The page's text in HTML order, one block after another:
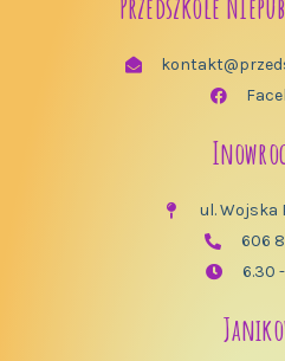
ul. Wojska
606
6.30